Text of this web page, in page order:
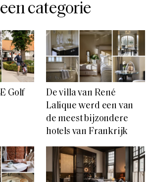
categorie
Golf
De villa van René
Lalique werd een van
de meest bijzondere
hotels van Frankrijk